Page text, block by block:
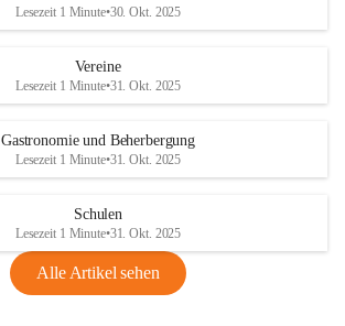
Lesezeit 1 Minute•30. Okt. 2025
Vereine
Lesezeit 1 Minute•31. Okt. 2025
Gastronomie und Beherbergung
Lesezeit 1 Minute•31. Okt. 2025
Schulen
Lesezeit 1 Minute•31. Okt. 2025
Alle Artikel sehen